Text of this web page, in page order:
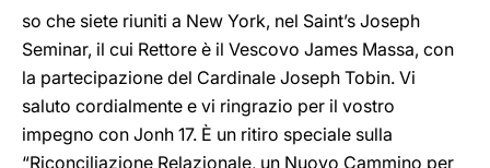
so che siete riuniti a New York, nel Saint’s Joseph
Seminar, il cui Rettore è il Vescovo James Massa, con
la partecipazione del Cardinale Joseph Tobin. Vi
saluto cordialmente e vi ringrazio per il vostro
impegno con Jonh 17. È un ritiro speciale sulla
“Riconciliazione Relazionale, un Nuovo Cammino per